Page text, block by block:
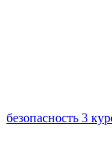
безопасность 3